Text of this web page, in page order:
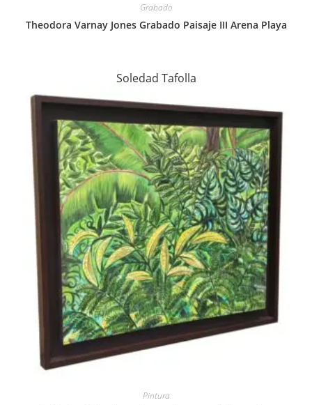
Grabado
Theodora Varnay Jones Grabado Paisaje III Arena Playa
Soledad Tafolla
Pintura